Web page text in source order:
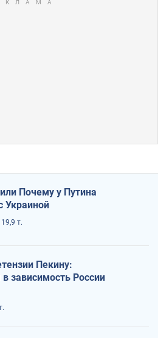
Почему у Путина
Украиной
19,9 т.
Пекину:
зависимость России